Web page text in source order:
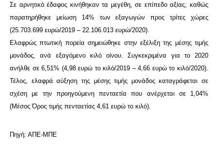
Σε αρνητικό έδαφος κινήθηκαν τα μεγέθη, σε επίπεδο αξίας, καθώς
παρατηρήθηκε μείωση 14% των εξαγωγών προς τρίτες χώρες
(25.703.699 ευρώ/2019 – 22.106.013 ευρώ/2020).
Ελαφρώς πτωτική πορεία σημειώθηκε στην εξέλιξη της μέσης τιμής
μονάδος, ανά εξαγόμενο κιλό οίνου. Συγκεκριμένα για το 2020
ανήλθε σε 6,51% (4,98 ευρώ το κιλό/2019 – 4,66 ευρώ το κιλό/2020).
Τέλος, ελαφρά αύξηση της μέσης τιμής μονάδος καταγράφεται σε
σχέση με την προηγούμενη πενταετία που ανέρχεται σε 1,04%
(Μέσος Όρος τιμής πενταετίας 4,61 ευρώ το κιλό).
Πηγή: ΑΠΕ-ΜΠΕ